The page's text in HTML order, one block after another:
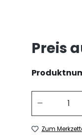
Preis
Produkt
Zum